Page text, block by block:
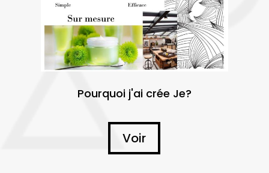
Pourquoi j'ai crée Je?
Voir